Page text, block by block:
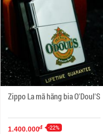
Zippo La mã hãng bia O'Doul'S
1.400.000đ -22%